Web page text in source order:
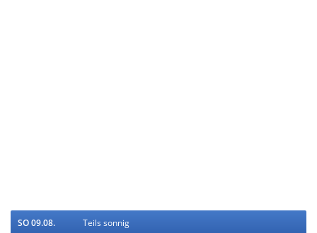
SO 09.08. Teils sonnig